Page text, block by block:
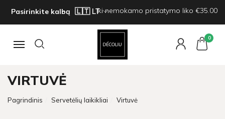
Pasirinkite kalbą Iki nemokamo pristatymo liko €35.00
Navigacija
0
VIRTUVĖ
Pagrindinis Servetėlių laikikliai Virtuvė